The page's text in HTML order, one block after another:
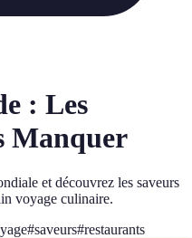
: Les
Manquer
et découvrez les saveurs
voyage culinaire.
#saveurs#restaurants